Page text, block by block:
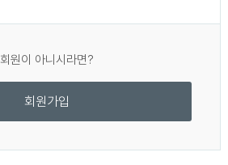
회원이 아니시라면?
회원가입